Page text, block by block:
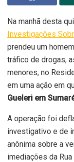
Na manhã desta
Investigações
prendeu um
tráfico de drogas,
menores, no
em uma ação em
Gueleri em
A operação foi
investigativo e de
anônima sobre a
imediações da